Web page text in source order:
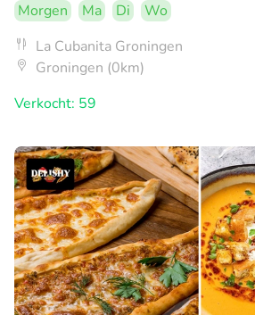
Morgen Ma Di
Wo
La Cubanita Groningen
Groningen (0km)
Verkocht: 59